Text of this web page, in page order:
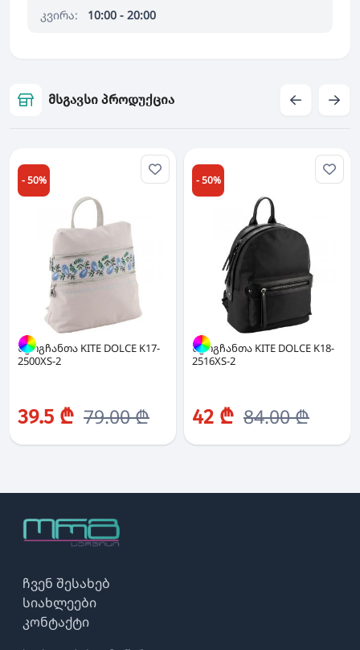
კვირა:
10:00 - 20:00
მსგავსი პროდუქცია
- 50%
ზურგჩანთა KITE DOLCE K17-
2500XS-2
39.5 ₾ 79.00 ₾
- 50%
ზურგჩანთა KITE DOLCE K18-
2516XS-2
42 ₾ 84.00 ₾
ჩვენ შესახებ
სიახლეები
კონტაქტი